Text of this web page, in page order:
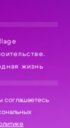
жизнь
соглашаетесь